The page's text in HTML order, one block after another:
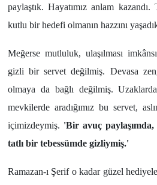
paylaştık. Hayatımız anlam
kutlu bir hedefi olmanın hazzını
Meğerse mutluluk, ulaşılması
gizli bir servet değilmiş. Devasa
olmaya da bağlı değilmiş.
mevkilerde aradığımız bu servet,
içimizdeymiş. 'Bir avuç
tatlı bir tebessümde gizliymiş.'
Ramazan-ı Şerif o kadar güzel